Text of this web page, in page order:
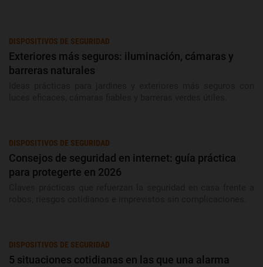
DISPOSITIVOS DE SEGURIDAD
Exteriores más seguros: iluminación, cámaras y
barreras naturales
DISPOSITIVOS DE SEGURIDAD
Consejos de seguridad en internet: guía práctica
para protegerte en 2026
DISPOSITIVOS DE SEGURIDAD
5 situaciones cotidianas en las que una alarma